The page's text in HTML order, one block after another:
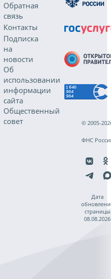
Обратная
связь
Контакты
Подписка
на
новости
Об
использовании
информации
сайта
Общественный
совет
© 2005-
ФНС
Дата
страницы
08.08.2026